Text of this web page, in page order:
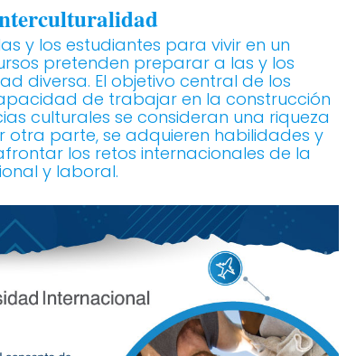
y los estudiantes para vivir en un
pretenden preparar a las y los
diversa. El objetivo central de los
de trabajar en la construcción
culturales se consideran una riqueza
otra parte, se adquieren habilidades y
los retos internacionales de la
y laboral.